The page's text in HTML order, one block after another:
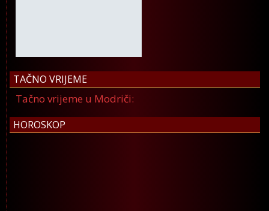
TAČNO VRIJEME
Tačno vrijeme u Modriči:
HOROSKOP